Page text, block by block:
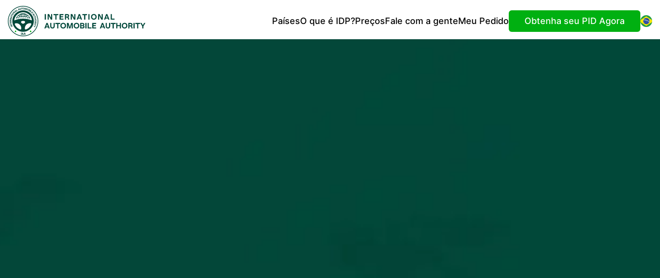
PaísesO que é IDP?PreçosFale com a genteMeu Pedido Obtenha seu PID Agora